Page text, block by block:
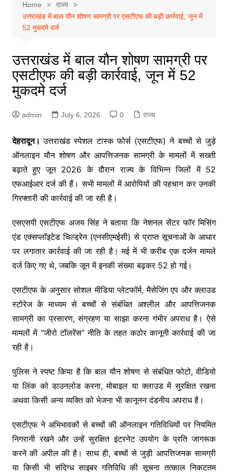
Home
राज्य
उत्तराखंड में बाल यौन शोषण सामग्री पर एसटीएफ की बड़ी कार्रवाई, जून में
52 मुकदमे दर्ज
उत्तराखंड में बाल यौन शोषण सामग्री पर
एसटीएफ की बड़ी कार्रवाई, जून में 52
मुकदमे दर्ज
admin July 6, 2026 0 राज्य
देहरादून।उत्तराखंड स्पेशल टास्क फोर्स (एसटीएफ) ने बच्चों से जुड़े
ऑनलाइन यौन शोषण और आपत्तिजनक सामग्री के मामलों में सख्ती
बढ़ाते हुए जून 2026 के दौरान राज्य के विभिन्न जिलों में 52
एफआईआर दर्ज की हैं। सभी मामलों में आरोपियों की पहचान कर उनकी
गिरफ्तारी की कार्रवाई की जा रही है।
एसएसपी एसटीएफ अजय सिंह ने बताया कि नेशनल सेंटर फॉर मिसिंग
एंड एक्सप्लॉइटेड चिल्ड्रेन (एनसीएमईसी) से प्राप्त सूचनाओं के आधार
पर लगातार कार्रवाई की जा रही है। मई में भी करीब एक दर्जन मामले
दर्ज किए गए थे, जबकि जून में इनकी संख्या बढ़कर 52 हो गई।
एसटीएफ के अनुसार सोशल मीडिया प्लेटफॉर्म, मैसेजिंग एप और क्लाउड
स्टोरेज के माध्यम से बच्चों से संबंधित अश्लील और आपत्तिजनक
सामग्री का प्रसारण, संग्रहण या साझा करना गंभीर अपराध है। ऐसे
मामलों में “जीरो टॉलरेंस” नीति के तहत कठोर कानूनी कार्रवाई की जा
रही है।
पुलिस ने स्पष्ट किया है कि बाल यौन शोषण से संबंधित फोटो, वीडियो
या लिंक को डाउनलोड करना, मोबाइल या क्लाउड में सुरक्षित रखना
अथवा किसी अन्य व्यक्ति को भेजना भी कानूनन दंडनीय अपराध है।
एसटीएफ ने अभिभावकों से बच्चों की ऑनलाइन गतिविधियों पर नियमित
निगरानी रखने और उन्हें सुरक्षित इंटरनेट उपयोग के प्रति जागरूक
करने की अपील की है। साथ ही, बच्चों से जुड़ी आपत्तिजनक सामग्री
या किसी भी संदिग्ध साइबर गतिविधि की सूचना तत्काल निकटतम